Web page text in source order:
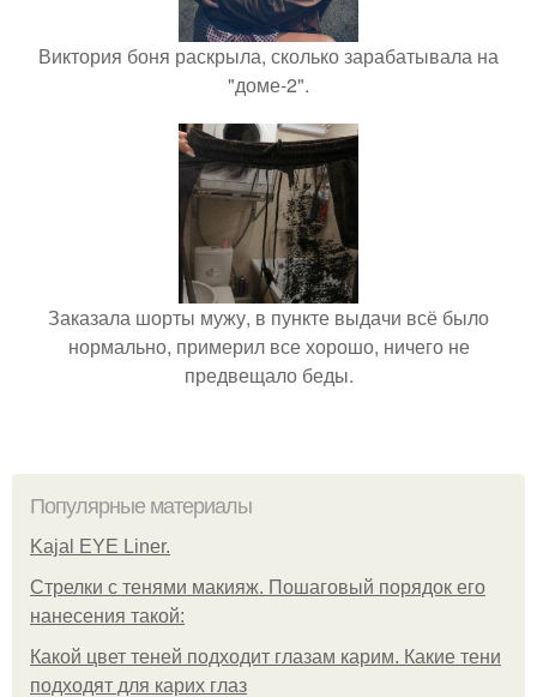
Виктория боня раскрыла, сколько зарабатывала на
"доме-2".
Заказала шорты мужу, в пункте выдачи всё было
нормально, примерил все хорошо, ничего не
предвещало беды.
Популярные материалы
Kajal EYE Liner.
Стрелки с тенями макияж. Пошаговый порядок его
нанесения такой:
Какой цвет теней подходит глазам карим. Какие тени
подходят для карих глаз